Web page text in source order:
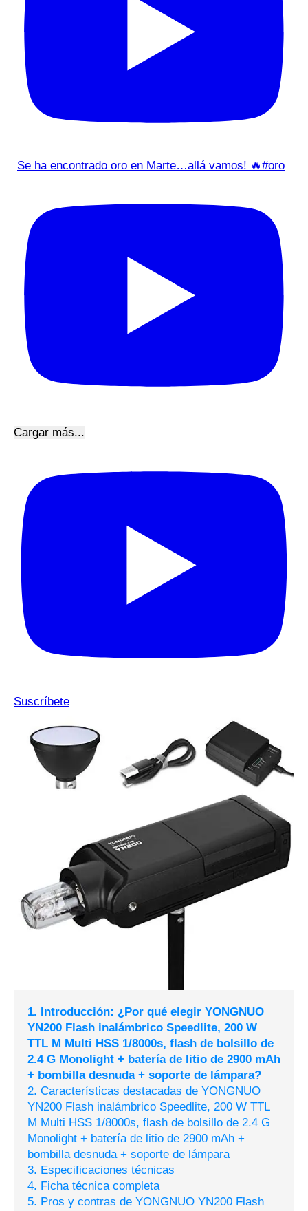
Se ha encontrado oro en Marte…allá vamos! 🔥#oro
Cargar más...
Suscríbete
1. Introducción: ¿Por qué elegir YONGNUO
YN200 Flash inalámbrico Speedlite, 200 W
TTL M Multi HSS 1/8000s, flash de bolsillo de
2.4 G Monolight + batería de litio de 2900 mAh
+ bombilla desnuda + soporte de lámpara?
2. Características destacadas de YONGNUO
YN200 Flash inalámbrico Speedlite, 200 W TTL
M Multi HSS 1/8000s, flash de bolsillo de 2.4 G
Monolight + batería de litio de 2900 mAh +
bombilla desnuda + soporte de lámpara
3. Especificaciones técnicas
4. Ficha técnica completa
5. Pros y contras de YONGNUO YN200 Flash